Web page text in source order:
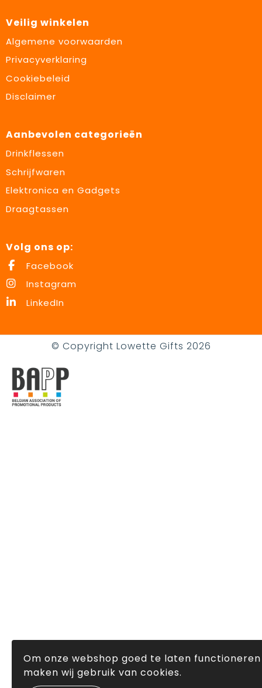
Veilig winkelen
Algemene voorwaarden
Privacyverklaring
Cookiebeleid
Disclaimer
Aanbevolen categorieën
Drinkflessen
Schrijfwaren
Elektronica en Gadgets
Draagtassen
Volg ons op:
Facebook
Instagram
LinkedIn
© Copyright Lowette Gifts 2026
Om onze webshop goed te laten functioneren
maken wij gebruik van cookies.